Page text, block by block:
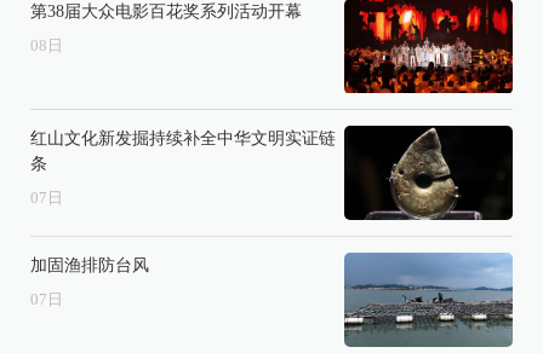
第38届大众电影百花奖系列活动开幕
08 日
红山文化新发掘持续补全中华文明实证链
条
07 日
加固渔排防台风
07 日